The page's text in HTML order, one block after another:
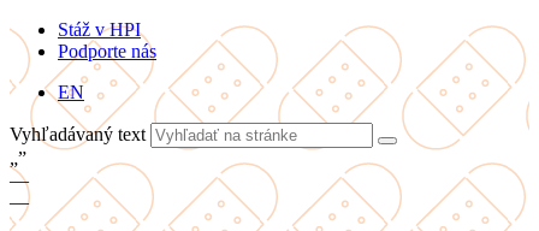
Stáž v HPI
Podporte nás
EN
Vyhľadávaný text
„”
—
—